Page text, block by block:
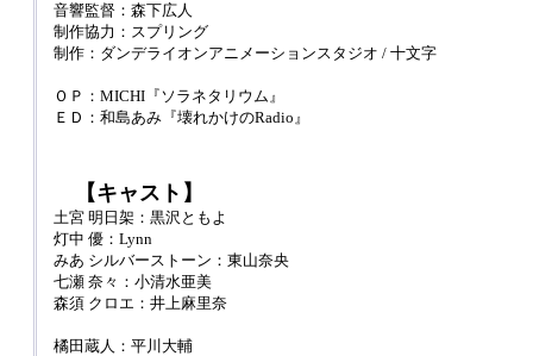
音響監督：森下広人
制作協力：スプリング
制作：ダンデライオンアニメーションスタジオ / 十文字
ＯＰ：MICHI『ソラネタリウム』
ＥＤ：和島あみ『壊れかけのRadio』
【キャスト】
土宮 明日架：黒沢ともよ
灯中 優：Lynn
みあ シルバーストーン：東山奈央
七瀬 奈々：小清水亜美
森須 クロエ：井上麻里奈
橘田蔵人：平川大輔